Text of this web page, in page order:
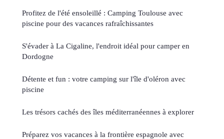
Profitez de l'été ensoleillé : Camping Toulouse avec
piscine pour des vacances rafraîchissantes
S'évader à La Cigaline, l'endroit idéal pour camper en
Dordogne
Détente et fun : votre camping sur l'île d'oléron avec
piscine
Les trésors cachés des îles méditerranéennes à explorer
Préparez vos vacances à la frontière espagnole avec